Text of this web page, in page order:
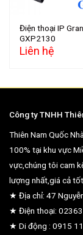
Điện thoại IP
GXP2130
Liên hệ
Công ty TNHH
Thiên Nam Quốc
100% tại khu vực
vực,chúng tôi cam
lượng nhất,giá cả
★ Địa chỉ: 47
★ Điện thoại:
★ Di động : 0915